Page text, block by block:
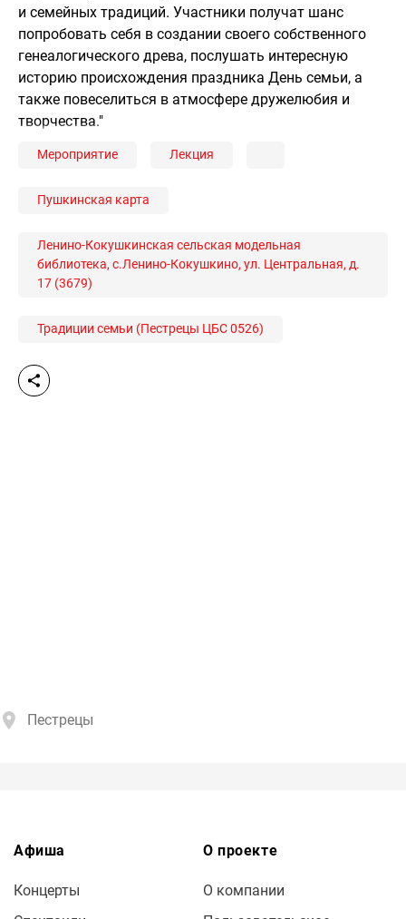
и семейных традиций. Участники получат шанс
попробовать себя в создании своего собственного
генеалогического древа, послушать интересную
историю происхождения праздника День семьи, а
также повеселиться в атмосфере дружелюбия и
творчества."
Мероприятие Лекция
Пушкинская карта
Ленино-Кокушкинская сельская модельная
библиотека, с.Ленино-Кокушкино, ул. Центральная, д.
17 (3679)
Традиции семьи (Пестрецы ЦБС 0526)
Пестрецы
Афиша
Концерты
О проекте
О компании